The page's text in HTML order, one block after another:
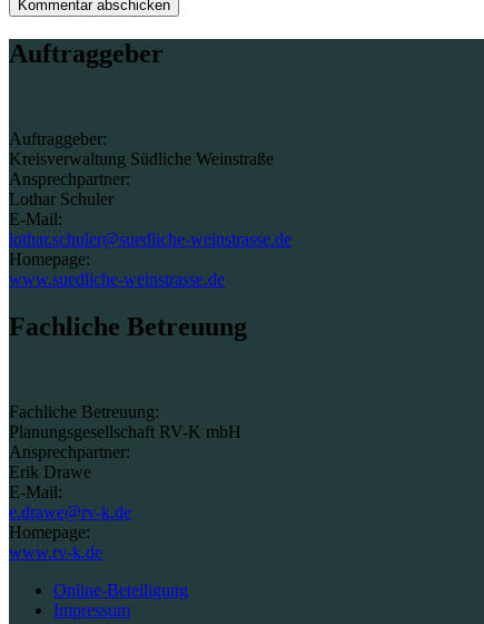
Auftraggeber
Auftraggeber:
Kreisverwaltung Südliche Weinstraße
Ansprechpartner:
Lothar Schuler
E-Mail:
lothar.schuler@suedliche-weinstrasse.de
Homepage:
www.suedliche-weinstrasse.de
Fachliche Betreuung
Fachliche Betreuung:
Planungsgesellschaft RV-K mbH
Ansprechpartner:
Erik Drawe
E-Mail:
e.drawe@rv-k.de
Homepage:
www.rv-k.de
Online-Beteiligung
Impressum